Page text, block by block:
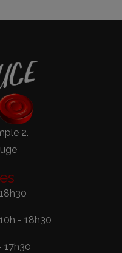
2.
- 18h30
17h30